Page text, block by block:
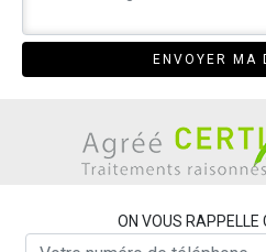
ON VOUS RAPPELLE